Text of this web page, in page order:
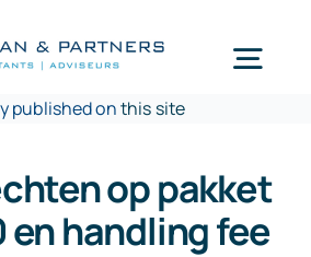
Wie zijn wij
published onthis site
op pakket
en handling fee